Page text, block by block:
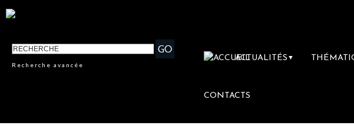
Recherche avancée
ACTUALITÉS ▼
CONTACTS